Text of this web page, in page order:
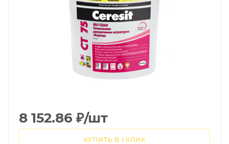
8 152.86 ₽/шт
КУПИТЬ В 1 КЛИК